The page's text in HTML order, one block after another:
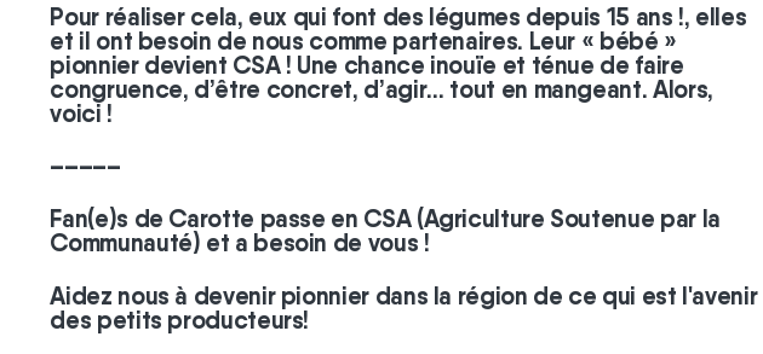
Pour réaliser cela, eux qui font des légumes depuis 15 ans !, elles
et il ont besoin de nous comme partenaires. Leur « bébé »
pionnier devient CSA ! Une chance inouïe et ténue de faire
congruence, d’être concret, d’agir… tout en mangeant. Alors,
voici !
–––––
Fan(e)s de Carotte passe en CSA (Agriculture Soutenue par la
Communauté) et a besoin de vous !
Aidez nous à devenir pionnier dans la région de ce qui est l'avenir
des petits producteurs!